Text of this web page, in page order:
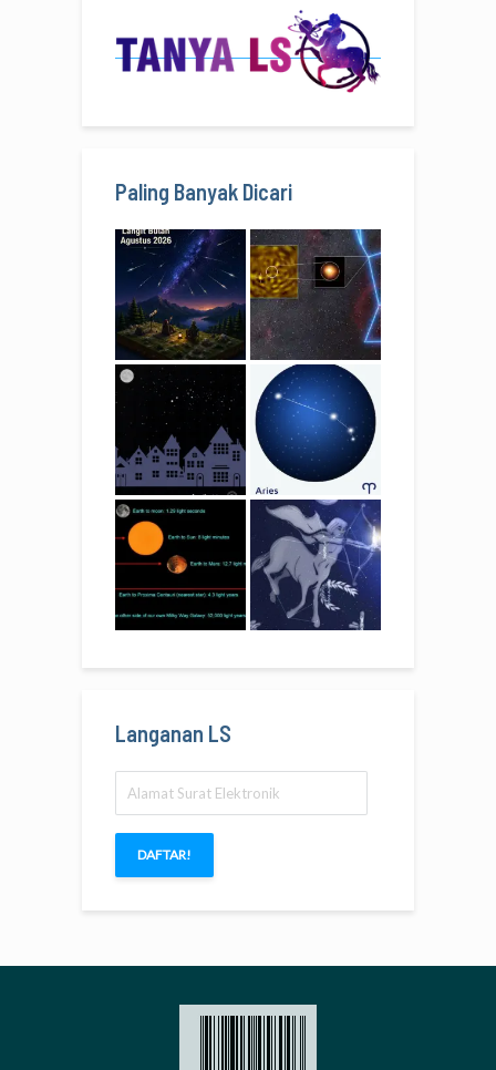
Paling Banyak Dicari
Langanan LS
Surat
Elektronik
DAFTAR!